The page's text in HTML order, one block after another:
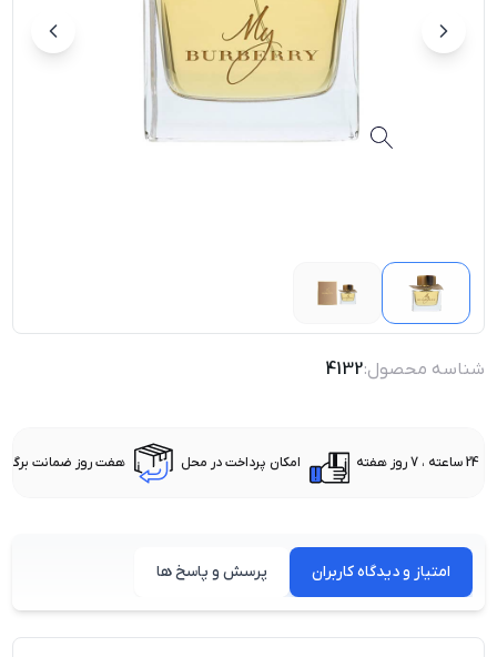
شناسه محصول:4132
24 ساعته ، 7 روز هفته امکان پرداخت در محل هفت روز ضمانت
امتیاز و دیدگاه کاربران پرسش و پاسخ ها